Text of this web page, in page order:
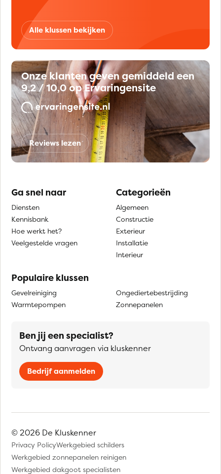
Alle klussen bekijken
Onze klanten geven gemiddeld een
9,2 / 10,0 op Ervaringensite
Reviews lezen
Ga snel naar
Diensten
Kennisbank
Hoe werkt het?
Veelgestelde vragen
Categorieën
Algemeen
Constructie
Exterieur
Installatie
Interieur
Populaire klussen
Gevelreiniging
Warmtepompen
Ongediertebestrijding
Zonnepanelen
Ben jij een specialist?
Ontvang aanvragen via kluskenner
Bedrijf aanmelden
© 2026 De Kluskenner
Privacy PolicyWerkgebied schilders
Werkgebied zonnepanelen reinigen
Werkgebied dakgoot specialisten